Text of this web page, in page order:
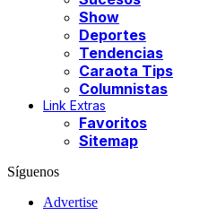
Show
Deportes
Tendencias
Caraota Tips
Columnistas
Link Extras
Favoritos
Sitemap
Síguenos
Advertise